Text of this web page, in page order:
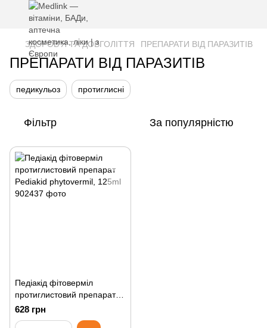
ЗДОРОВ'Я ТА ДОВГОЛІТТЯ ПРЕПАРАТИ ВІД ПАРАЗИТІВ
ПРЕПАРАТИ ВІД ПАРАЗИТІВ
педикульоз протиглисні
Фільтр За популярністю
Педіакід фітоверміл
протиглистовий препарат
Рediakid phytovermil, 125ml
628 грн